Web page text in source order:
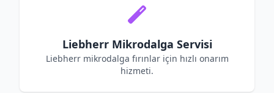
Liebherr Mikrodalga Servisi
Liebherr mikrodalga fırınlar için hızlı onarım
hizmeti.